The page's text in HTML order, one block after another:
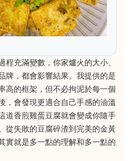
程充滿變數，你家爐火的大小、
牌，都會影響結果。我提供的是
高的框架，但不必拘泥於每一個
，會發現更適合自己手感的油溫
道香煎雞蛋豆腐就會變成你隨手
從失敗的豆腐碎渣到完美的金黃
實就是多一點的理解和多一點的